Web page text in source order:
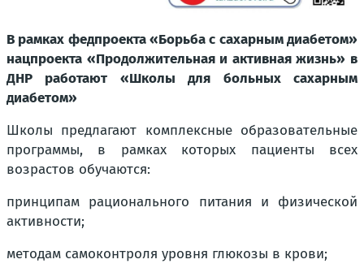
В рамках федпроекта «Борьба с сахарным диабетом»
нацпроекта «Продолжительная и активная жизнь» в
ДНР работают «Школы для больных сахарным
диабетом»
Школы предлагают комплексные образовательные
программы, в рамках которых пациенты всех
возрастов обучаются:
принципам рационального питания и физической
активности;
методам самоконтроля уровня глюкозы в крови;